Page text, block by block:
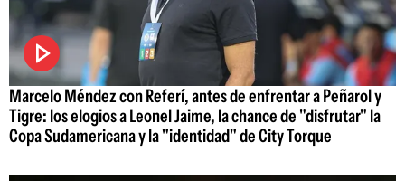
Marcelo Méndez con Referí, antes de enfrentar a Peñarol y
Tigre: los elogios a Leonel Jaime, la chance de "disfrutar" la
Copa Sudamericana y la "identidad" de City Torque